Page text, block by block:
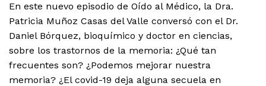
En este nuevo episodio de Oído al Médico, la Dra.
Patricia Muñoz Casas del Valle conversó con el Dr.
Daniel Bórquez, bioquímico y doctor en ciencias,
sobre los trastornos de la memoria: ¿Qué tan
frecuentes son? ¿Podemos mejorar nuestra
memoria? ¿El covid-19 deja alguna secuela en